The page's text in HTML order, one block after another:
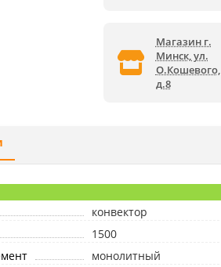
Магазин г.
Минск, ул.
О.Кошевого,
д.8
конвектор
1500
монолитный